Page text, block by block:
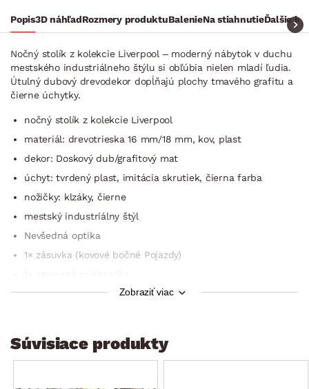
Popis3D náhľadRozmery produktuBalenieNa stiahnutieĎalšie
Nočný stolík z kolekcie Liverpool – moderný nábytok v duchu
mestského industriálneho štýlu si obľúbia nielen mladí ľudia.
Útulný dubový drevodekor dopĺňajú plochy tmavého grafitu a
čierne úchytky.
nočný stolík z kolekcie Liverpool
materiál: drevotrieska 16 mm/18 mm, kov, plast
dekor: Doskový dub/grafitový mat
úchyt: tvrdený plast, imitácia skrutiek, čierna farba
nožičky: klzáky, čierne
mestský industriálny štýl
Nevšedná optika
1× zásuvka (kovové bočné Pojazdy)
vyrobené v NemeckuZobraziť viac
Súvisiace produkty